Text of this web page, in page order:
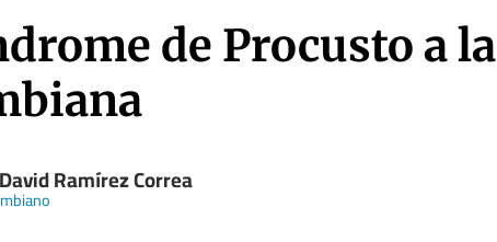
de Procusto a la
Ramírez Correa